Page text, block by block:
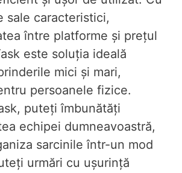
sale caracteristici,
între platforme și prețul
este soluția ideală
mici și mari,
persoanele fizice.
puteți îmbunătăți
echipei dumneavoastră,
sarcinile într-un mod
urmări cu ușurință